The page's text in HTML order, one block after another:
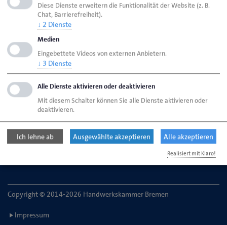
HWK Bremen
Handwerkskammer Bremen
Ansgaritorstr. 24
28195 Bremen
Telefon: 0421 30500-0
E-Mail:service@hwk-bremen.de
Copyright © 2014-2026 Handwerkskammer Bremen
Impressum
Diese Dienste erweitern die Funktionalität der Website (z. B.
Chat, Barrierefreiheit).
↓ 2 Dienste
Medien
Eingebettete Videos von externen Anbietern.
↓ 3 Dienste
Alle Dienste aktivieren oder deaktivieren
Mit diesem Schalter können Sie alle Dienste aktivieren oder
deaktivieren.
Ich lehne ab Ausgewählte akzeptieren Alle akzeptieren
Realisiert mit Klaro!